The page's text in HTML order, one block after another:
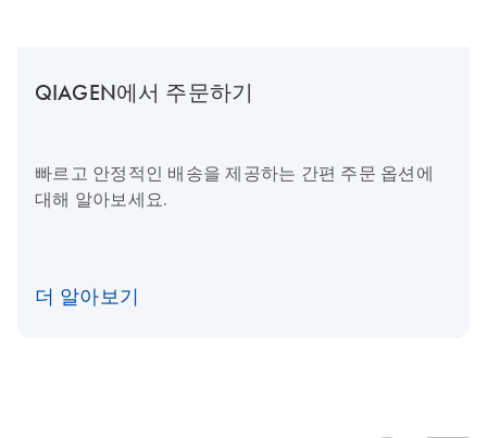
QIAGEN에서 주문하기
빠르고 안정적인 배송을 제공하는 간편 주문 옵션에
대해 알아보세요.
더 알아보기